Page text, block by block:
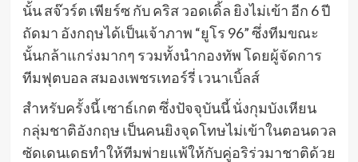
นั้น สจ๊วร์ต เพียร์ซ กับ คริส วอดเดิ้ล ยิงไม่เข้า อีก 6 ปี
ถัดมา อังกฤษได้เป็นเจ้าภาพ “ยูโร 96” ซึ่งทีมขณะ
นั้นกล้าแกร่งมากๆ รวมทั้งนำกองทัพ โดยผู้จัดการ
ทีมฟุตบอล สมองเพชรเทอร์รี่ เวนาเบิ้ลส์
สำหรับครั้งนี้ เซาธ์เกต ซึ่งปัจจุบันนี้ นั่งกุมบังเหียน
กลุ่มชาติอังกฤษ เป็นคนยิงจุดโทษไม่เข้าในตอนดวล
ซัดเดนเดธทำให้ทีมพ่ายแพ้ให้กับคู่อริร่วมาชาติด้วย